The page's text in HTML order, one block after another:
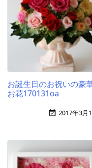
お誕生日のお祝いの豪
お花170131oa
 2017年3月